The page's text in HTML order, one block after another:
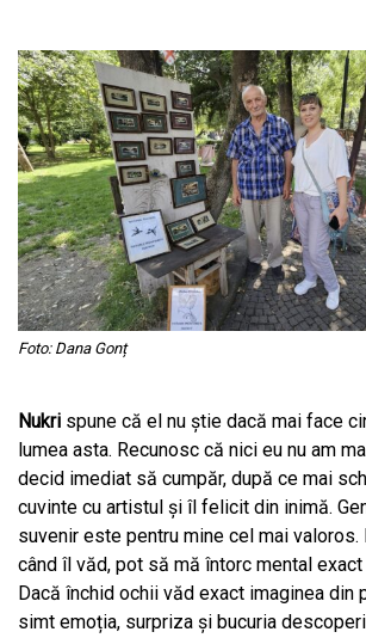
Foto: Dana Gonț
Nukri spune că el nu știe dacă mai face
lumea asta. Recunosc că nici eu nu am
decid imediat să cumpăr, după ce mai
cuvinte cu artistul și îl felicit din inimă.
suvenir este pentru mine cel mai valoros.
când îl văd, pot să mă întorc mental
Dacă închid ochii văd exact imaginea din
simt emoția, surpriza și bucuria